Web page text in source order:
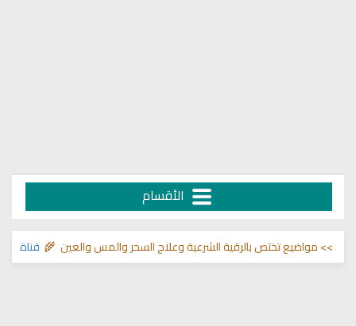
الأقسام
قناة >> مواضيع تختص بالرقية الشرعية وعلاج السحر والمس والعين 🌾